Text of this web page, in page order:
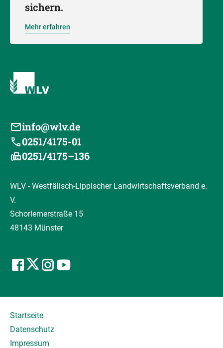
sichern.
Mehr erfahren
info@wlv.de
0251/4175-01
0251/4175–136
WLV - Westfälisch-Lippischer Landwirtschaftsverband e.
V.
Schorlemerstraße 15
48143 Münster
Startseite
Datenschutz
Impressum